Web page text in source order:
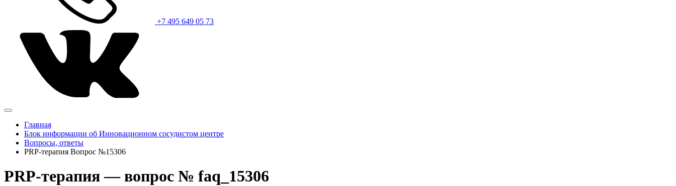
+7 495 649 05 73
Главная
Блок информации об Инновационном сосудистом центре
Вопросы, ответы
PRP-терапия Вопрос №15306
PRP-терапия — вопрос № faq_15306